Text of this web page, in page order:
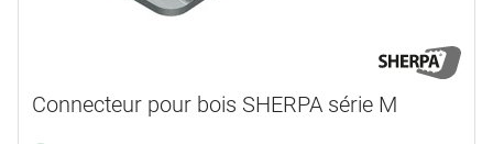
Connecteur pour bois SHERPA série M